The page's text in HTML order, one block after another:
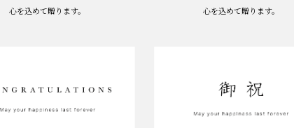
心を込めて贈ります。
心を込めて贈ります。